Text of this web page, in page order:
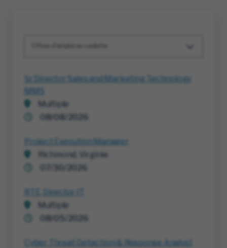
Sr Director Sales and Marketing Technology
MMS
Multiple
08/08/2026
Project Execution Manager
Richmond, Virginie
RTE, Director IT
Multiple
08/05/2026
Cyber Threat Detection & Response Analyst